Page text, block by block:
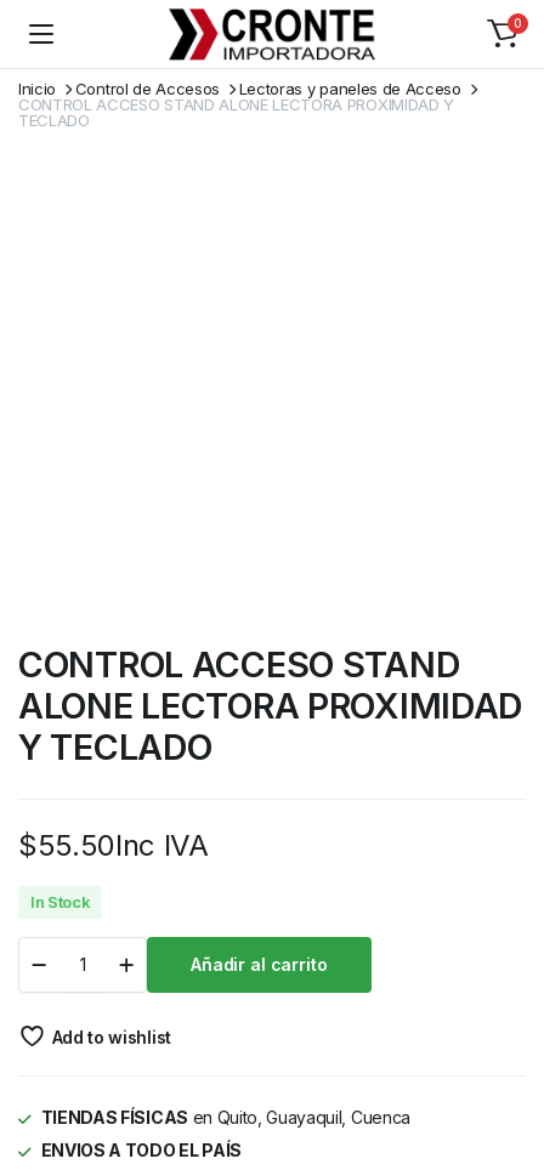
0
Inicio Control de Accesos
Lectoras y paneles de Acceso
CONTROL ACCESO STAND ALONE LECTORA PROXIMIDAD Y
TECLADO
CONTROL ACCESO STAND
ALONE LECTORA PROXIMIDAD
Y TECLADO
$55.50Inc IVA
In Stock
Añadir al carrito
Add to wishlist
TIENDAS FÍSICAS en Quito, Guayaquil, Cuenca
ENVIOS A TODO EL PAÍS